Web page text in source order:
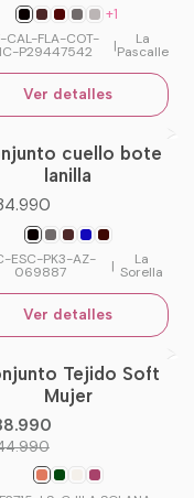
+1
CAL-FLA-COT-
P29447542 | La
Pascalle
Ver detalles
disponiblecuello bote
lanilla
ESC-PK3-AZ-
069887 | La
Sorella
Ver detalles
OFF
Tejido Soft
Mujer